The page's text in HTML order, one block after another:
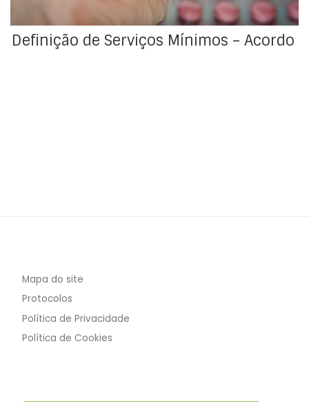
Definição de Serviços Mínimos – Acordo
Mapa do site
Protocolos
Política de Privacidade
Política de Cookies